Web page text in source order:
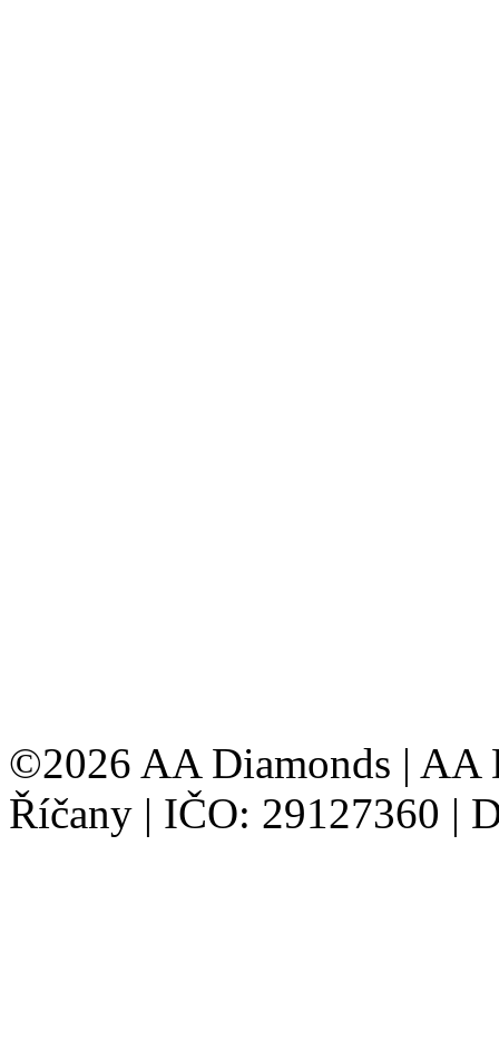
©2026 AA Diamonds | AA
Říčany | IČO: 29127360 |